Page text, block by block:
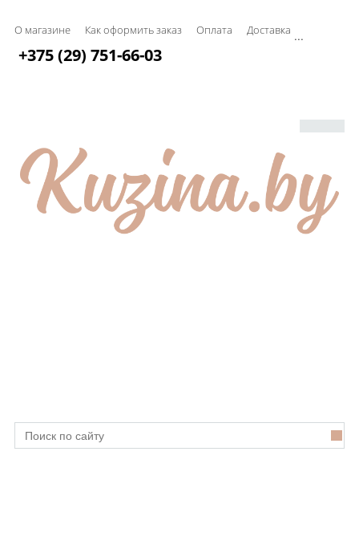
О магазине Как оформить заказ Оплата Доставка ...
+375 (29) 751-66-03